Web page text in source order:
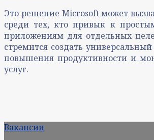
Это решение Microsoft может
среди тех, кто привык к
приложениям для отдельных
стремится создать
повышения продуктивности и
услуг.
Вакансии